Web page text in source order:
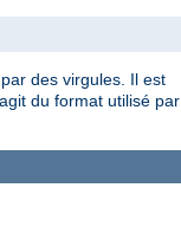
des virgules. Il est
du format utilisé par